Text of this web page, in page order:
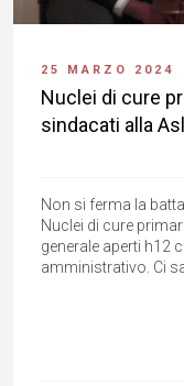
25 MARZO 2024
Nuclei di cure
sindacati alla Asl
Non si ferma la
Nuclei di cure
generale aperti h12
amministrativo. Ci